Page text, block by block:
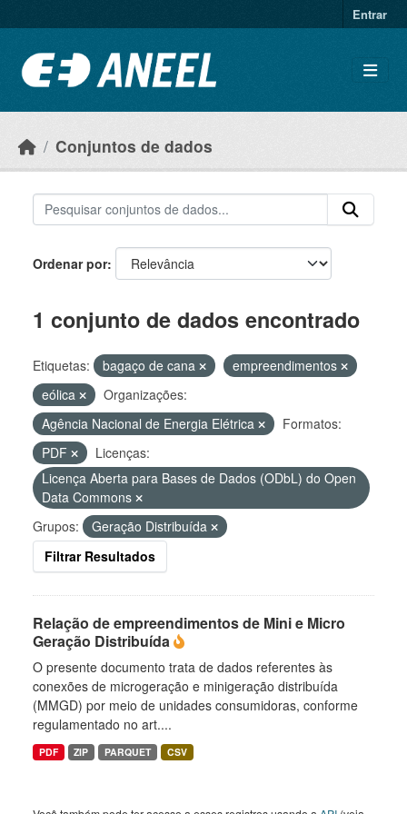
Entrar
Conjuntos de dados
Ordenar por
1 conjunto de dados encontrado
Etiquetas: bagaço de cana
empreendimentos
eólica
Organizações:
Agência Nacional de Energia Elétrica
Formatos:
PDF
Licenças:
Licença Aberta para Bases de Dados (ODbL) do Open
Data Commons
Grupos:
Geração Distribuída
Filtrar Resultados
Relação de empreendimentos de Mini e Micro
Geração Distribuída
O presente documento trata de dados referentes às
conexões de microgeração e minigeração distribuída
(MMGD) por meio de unidades consumidoras, conforme
regulamentado no art....
PDF ZIP PARQUET CSV